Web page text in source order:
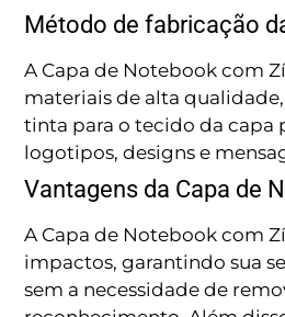
Método de fabricação
A Capa de Notebook com
materiais de alta
tinta para o tecido da capa
logotipos, designs e
Vantagens da Capa de
A Capa de Notebook com
impactos, garantindo sua
sem a necessidade de